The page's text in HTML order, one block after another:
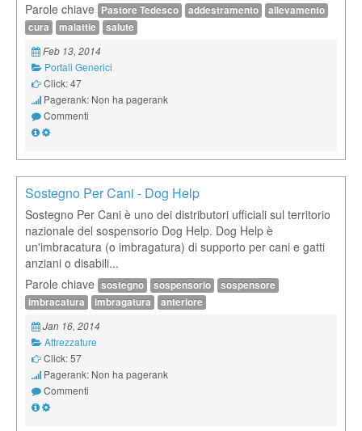
Parole chiave Pastore Tedesco addestramento
allevamento
cura
malattie salute
Feb 13, 2014
Portali Generici
Click: 47
Pagerank: Non ha pagerank
Commenti
Sostegno Per Cani - Dog Help
Sostegno Per Cani è uno dei distributori ufficiali sul territorio
nazionale del sospensorio Dog Help. Dog Help è
un'imbracatura (o imbragatura) di supporto per cani e gatti
anziani o disabili...
Parole chiave sostegno sospensorio
sospensore
imbracatura
imbragatura anteriore
Jan 16, 2014
Attrezzature
Click: 57
Pagerank: Non ha pagerank
Commenti